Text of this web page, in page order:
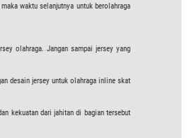
waktu selanjutnya untuk berolahraga
olahraga. Jangan sampai jersey yang
desain jersey untuk olahraga inline skat
kekuatan dari jahitan di bagian tersebut